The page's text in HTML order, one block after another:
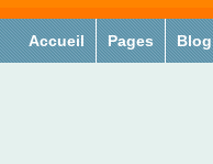
Accueil Pages Blog